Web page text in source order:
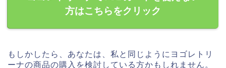
方はこちらをクリック
もしかしたら、あなたは、私と同じようにヨゴレトリ
ーナの商品の購入を検討している方かもしれません。